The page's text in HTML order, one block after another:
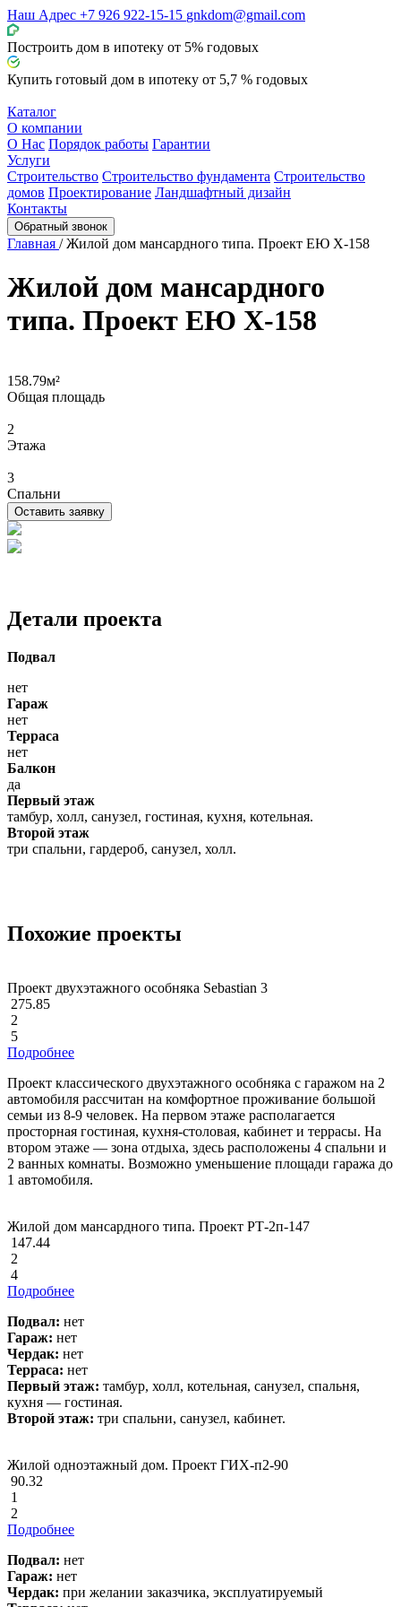
Наш Адрес +7 926 922-15-15 gnkdom@gmail.com
Построить дом в ипотеку от 5% годовых
Купить готовый дом в ипотеку от 5,7 % годовых
Каталог
О компании
О Нас Порядок работы Гарантии
Услуги
Строительство Строительство фундамента Строительство
домов Проектирование Ландшафтный дизайн
Контакты
Обратный звонок
Главная /Жилой дом мансардного типа. Проект ЕЮ Х-158
Жилой дом мансардного
типа. Проект ЕЮ Х-158
158.79м²
Общая площадь
2
Этажа
3
Спальни
Оставить заявку
Детали проекта
Подвал
нет
Гараж
нет
Терраса
нет
Балкон
да
Первый этаж
тамбур, холл, санузел, гостиная, кухня, котельная.
Второй этаж
три спальни, гардероб, санузел, холл.
Похожие проекты
Проект двухэтажного особняка Sebastian 3
275.85
2
5
Подробнее
Проект классического двухэтажного особняка с гаражом на 2
автомобиля рассчитан на комфортное проживание большой
семьи из 8-9 человек. На первом этаже располагается
просторная гостиная, кухня-столовая, кабинет и террасы. На
втором этаже — зона отдыха, здесь расположены 4 спальни и
2 ванных комнаты. Возможно уменьшение площади гаража до
1 автомобиля.
Жилой дом мансардного типа. Проект РТ-2п-147
147.44
2
4
Подробнее
Подвал: нет
Гараж: нет
Чердак: нет
Терраса: нет
Первый этаж: тамбур, холл, котельная, санузел, спальня,
кухня — гостиная.
Второй этаж: три спальни, санузел, кабинет.
Жилой одноэтажный дом. Проект ГИХ-п2-90
90.32
1
2
Подробнее
Подвал: нет
Гараж: нет
Чердак: при желании заказчика, эксплуатируемый